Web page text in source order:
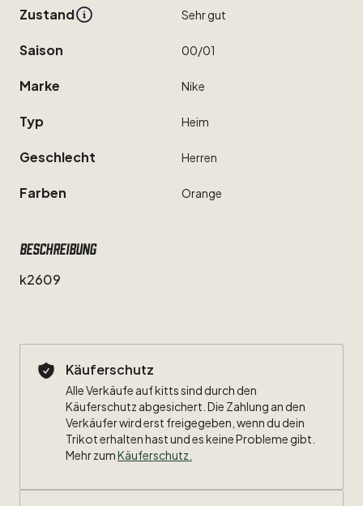
Zustand Sehrgut
Saison 00​/​01
Marke Nike
Typ Heim
Geschlecht Herren
Farben Orange
Beschreibung
k2609
Käuferschutz
Alle Verkäufe auf kitts sind durch den
Käuferschutz abgesichert. Die Zahlung an den
Verkäufer wird erst freigegeben, wenn du dein
Trikot erhalten hast und es keine Probleme gibt.
Mehr zumKäuferschutz